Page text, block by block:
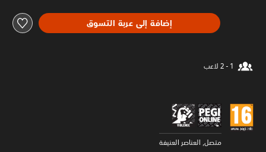
إضافة إلى عربة التسوق
متصل, العناصر العنيفة